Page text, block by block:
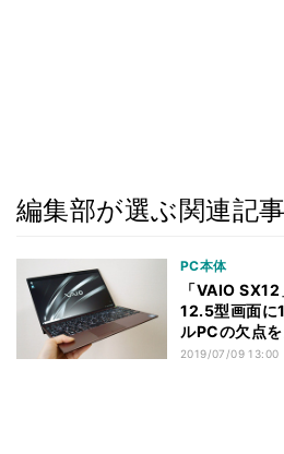
編集部が選ぶ関連記事
PC本体
「VAIO
12.5型画面に
ルPCの欠点
2019/07/09 13:00